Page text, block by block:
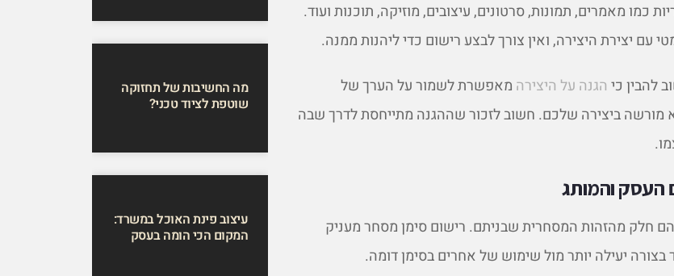
כמו מאמרים, תמונות, סרטונים, עיצובים, מוזיקה, תוכנות ועוד.
עם יצירת היצירה, ואין צורך לבצע רישום כדי ליהנות ממנה.
להבין כי הגנה על היצירה מאפשרת לשמור על הערך של
מורשה ביצירה שלכם. חשוב לזכור שההגנה מתייחסת לדרך שבה
העסק והמותג
חלק מהזהות המסחרית שבניתם. רישום סימן מסחר מעניק
יעילה יותר מול שימוש של אחרים בסימן דומה.
מה החשיבות של תחזוקה
שוטפת לציוד טכני?
עיצוב פינת האוכל במשרד:
המקום הכי הומה בעסק